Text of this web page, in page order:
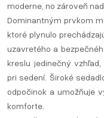
moderne, no zároveň
Dominantným prvkom
ktoré plynulo
uzavretého a
kreslu jedinečný
pri sedení. Široké
odpočinok a umožňuje
komforte.